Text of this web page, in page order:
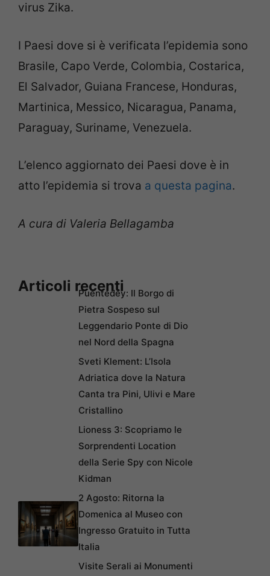
virus Zika.
I Paesi dove si è verificata l’epidemia sono
Brasile, Capo Verde, Colombia, Costarica,
El Salvador, Guiana Francese, Honduras,
Martinica, Messico, Nicaragua, Panama,
Paraguay, Suriname, Venezuela.
L’elenco aggiornato dei Paesi dove è in
atto l’epidemia si trova a questa pagina.
A cura di Valeria Bellagamba
Articoli recentiPuentedey: Il Borgo di
Pietra Sospeso sul
Leggendario Ponte di Dio
nel Nord della Spagna
Sveti Klement: L’Isola
Adriatica dove la Natura
Canta tra Pini, Ulivi e Mare
Cristallino
Lioness 3: Scopriamo le
Sorprendenti Location
della Serie Spy con Nicole
Kidman
2 Agosto: Ritorna la
Domenica al Museo con
Ingresso Gratuito in Tutta
Italia
Visite Serali ai Monumenti